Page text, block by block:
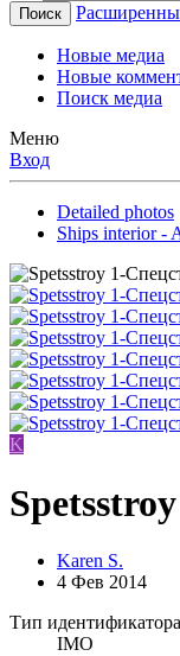
Поиск
Новые медиа
Новые
Поиск медиа
Меню
Вход
Detailed photos
Ships interior -
K
Karen S.
4 Фев 2014
Тип идентификатора
IMO